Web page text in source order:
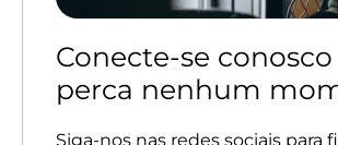
Conecte-se
perca nenhum
Siga-nos nas redes sociais para